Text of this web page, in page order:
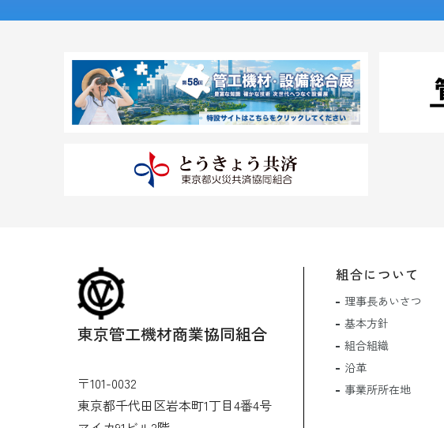
東京管工機材商業協同組合
〒101-0032
東京都千代田区岩本町1丁目4番4号
組合について
理事長あいさつ
基本方針
組合組織
沿革
事業所所在地